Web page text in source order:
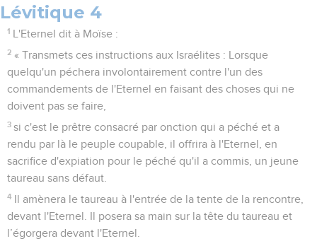
Lévitique 4
1 L'Eternel dit à Moïse :
2 « Transmets ces instructions aux Israélites : Lorsque
quelqu'un péchera involontairement contre l'un des
commandements de l'Eternel en faisant des choses qui ne
doivent pas se faire,
3 si c'est le prêtre consacré par onction qui a péché et a
rendu par là le peuple coupable, il offrira à l'Eternel, en
sacrifice d'expiation pour le péché qu'il a commis, un jeune
taureau sans défaut.
4 Il amènera le taureau à l'entrée de la tente de la rencontre,
devant l'Eternel. Il posera sa main sur la tête du taureau et
l’égorgera devant l'Eternel.